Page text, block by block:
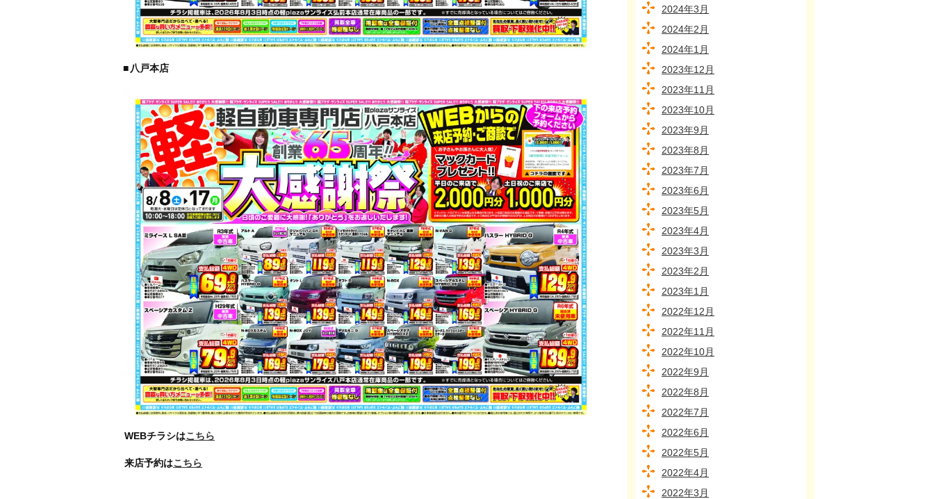
■八戸本店
WEBチラシはこちら
来店予約はこちら
2024年3月
2024年2月
2024年1月
2023年12月
2023年11月
2023年10月
2023年9月
2023年8月
2023年7月
2023年6月
2023年5月
2023年4月
2023年3月
2023年2月
2023年1月
2022年12月
2022年11月
2022年10月
2022年9月
2022年8月
2022年7月
2022年6月
2022年5月
2022年4月
2022年3月